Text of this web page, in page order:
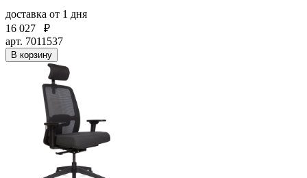
доставка от 1 дня
16 027
₽
арт. 7011537
В корзину